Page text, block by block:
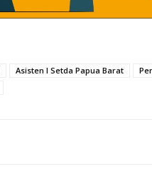
Asisten I Setda Papua Barat